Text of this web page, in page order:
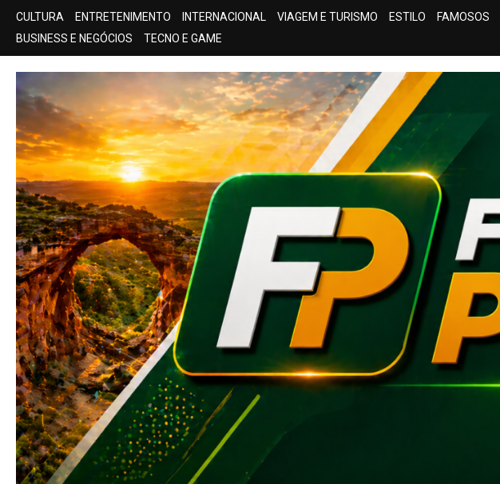
Skip
content
CULTURA ENTRETENIMENTO INTERNACIONAL VIAGEM E TURISMO ESTILO FAMOSOS
BUSINESS E NEGÓCIOS
TECNO E GAME